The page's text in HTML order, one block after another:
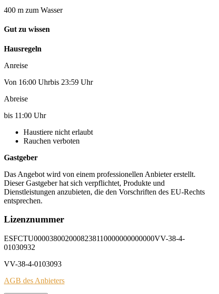
400 m zum Wasser
Gut zu wissen
Hausregeln
Anreise
Von 16:00 Uhrbis 23:59 Uhr
Abreise
bis 11:00 Uhr
Haustiere nicht erlaubt
Rauchen verboten
Gastgeber
Das Angebot wird von einem professionellen Anbieter erstellt.
Dieser Gastgeber hat sich verpflichtet, Produkte und
Dienstleistungen anzubieten, die den Vorschriften des EU-Rechts
entsprechen.
Lizenznummer
ESFCTU0000380020008238110000000000000VV-38-4-
01030932
VV-38-4-0103093
AGB des Anbieters